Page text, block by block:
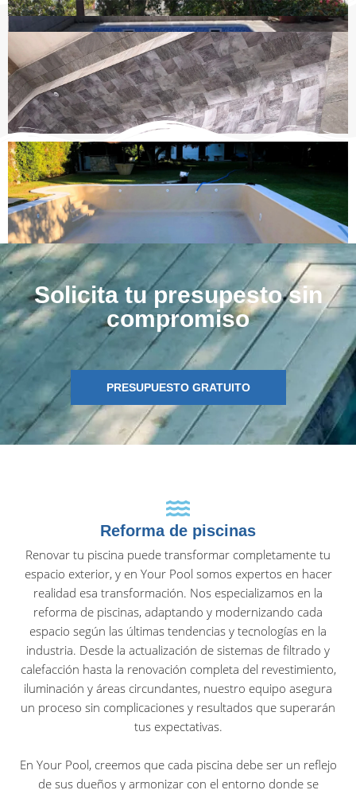
Solicita tu presupesto sin
compromiso
PRESUPUESTO GRATUITO
Reforma de piscinas
Renovar tu piscina puede transformar completamente tu
espacio exterior, y en Your Pool somos expertos en hacer
realidad esa transformación. Nos especializamos en la
reforma de piscinas, adaptando y modernizando cada
espacio según las últimas tendencias y tecnologías en la
industria. Desde la actualización de sistemas de filtrado y
calefacción hasta la renovación completa del revestimiento,
iluminación y áreas circundantes, nuestro equipo asegura
un proceso sin complicaciones y resultados que superarán
tus expectativas.
En Your Pool, creemos que cada piscina debe ser un reflejo
de sus dueños y armonizar con el entorno donde se